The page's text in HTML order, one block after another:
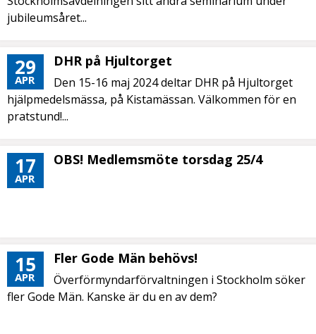
jubileumsåret...
29
APR
DHR på Hjultorget
Den 15-16 maj 2024 deltar DHR på Hjultorget
hjälpmedelsmässa, på Kistamässan. Välkommen för en
pratstund!...
17
APR
OBS! Medlemsmöte torsdag 25/4
15
APR
Fler Gode Män behövs!
Överförmyndarförvaltningen i Stockholm söker
fler Gode Män. Kanske är du en av dem?